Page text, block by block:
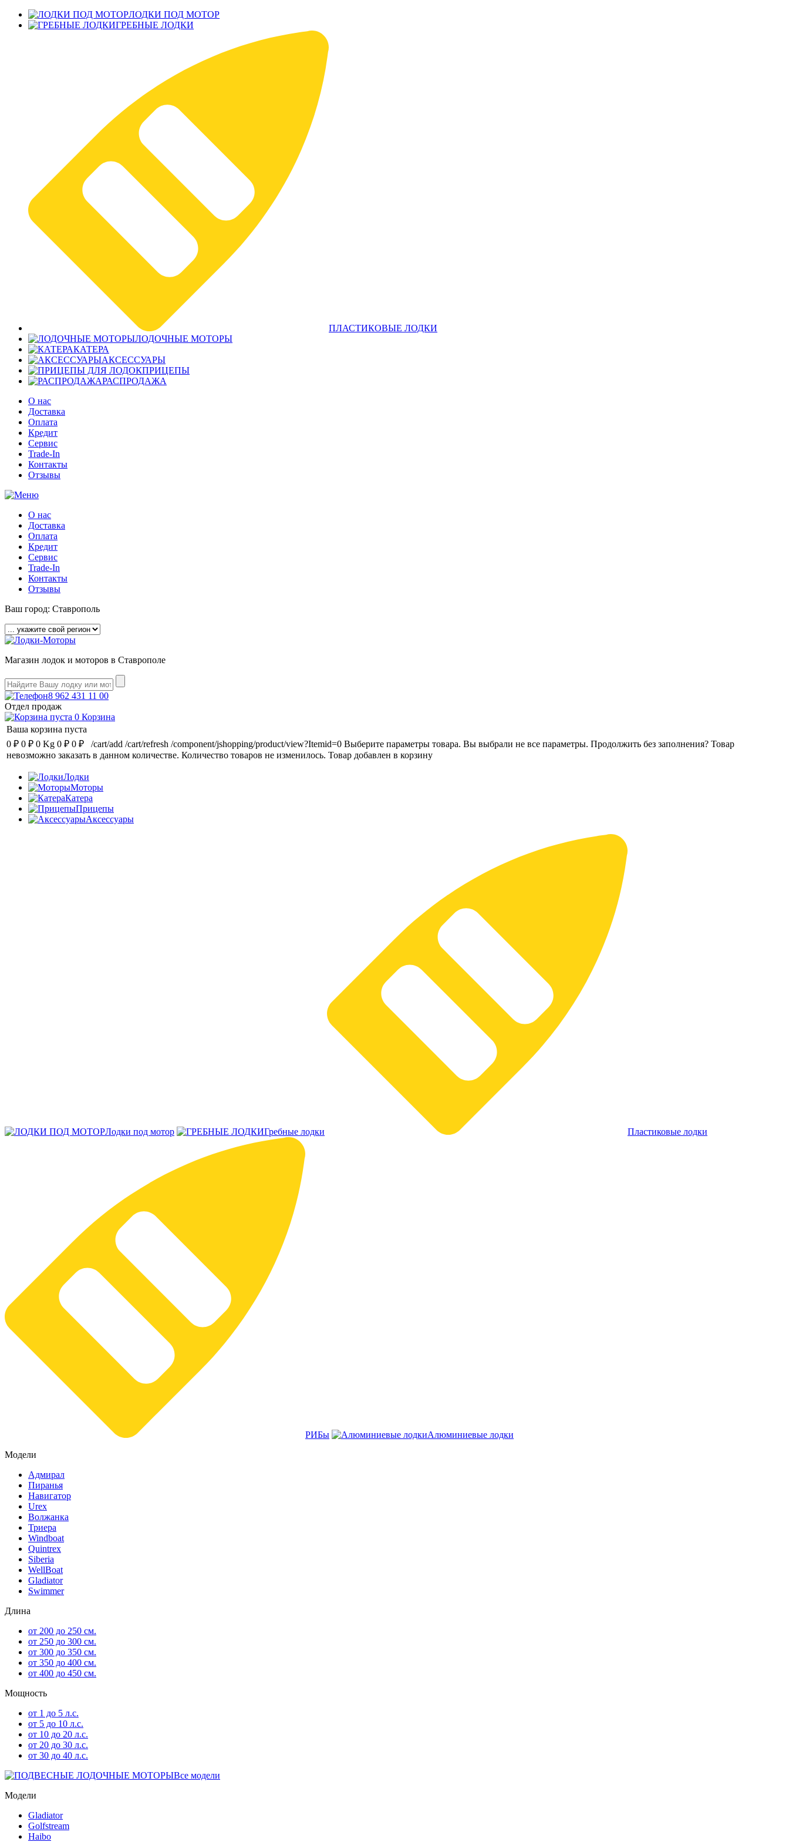
ЛОДКИ ПОД МОТОР
ГРЕБНЫЕ ЛОДКИ
ПЛАСТИКОВЫЕ ЛОДКИ
ЛОДОЧНЫЕ МОТОРЫ
КАТЕРА
АКСЕССУАРЫ
ПРИЦЕПЫ
РАСПРОДАЖА
О нас
Доставка
Оплата
Кредит
Сервис
Trade-In
Контакты
Отзывы
О нас
Доставка
Оплата
Кредит
Сервис
Trade-In
Контакты
Отзывы
Ваш город: Ставрополь
Магазин лодок и моторов в Ставрополе
8 962 431 11 00
Отдел продаж
0 Корзина
Ваша корзина пуста
0 ₽ 0 ₽ 0 Kg 0 ₽ 0 ₽ /cart/add /cart/refresh /component/jshopping/product/view?Itemid=0 Выберите параметры товара. Вы выбрали не все параметры. Продолжить без заполнения? Товар
невозможно заказать в данном количестве. Количество товаров не изменилось. Товар добавлен в корзину
Лодки
Моторы
Катера
Прицепы
Аксессуары
Лодки под мотор Гребные лодки Пластиковые лодки
РИБы
Алюминиевые лодки
Модели
Адмирал
Пиранья
Навигатор
Urex
Волжанка
Триера
Windboat
Quintrex
Siberia
WellBoat
Gladiator
Swimmer
Длина
от 200 до 250 см.
от 250 до 300 см.
от 300 до 350 см.
от 350 до 400 см.
от 400 до 450 см.
Мощность
от 1 до 5 л.с.
от 5 до 10 л.с.
от 10 до 20 л.с.
от 20 до 30 л.с.
от 30 до 40 л.с.
Все модели
Модели
Gladiator
Golfstream
Haibo